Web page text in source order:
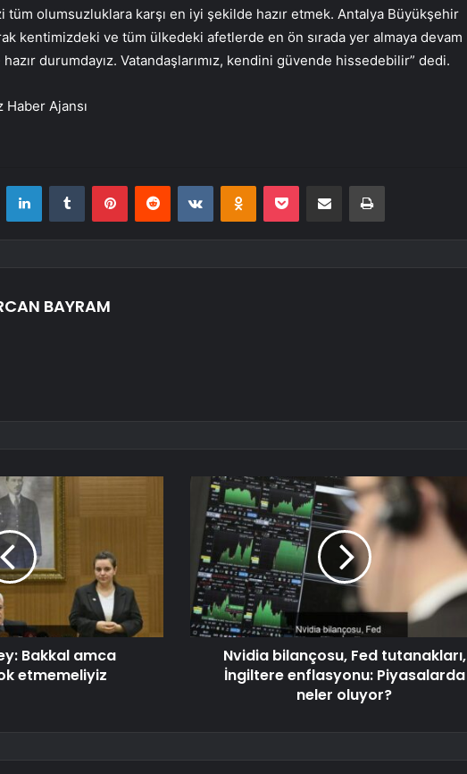
tüm olumsuzluklara karşı en iyi şekilde hazır etmek. Antalya Büyükşehir
kentimizdeki ve tüm ülkedeki afetlerde en ön sırada yer almaya devam
durumdayız. Vatandaşlarımız, kendini güvende hissedebilir” dedi.
Haber Ajansı
LinkedInTumblr PinterestReddit VKontakteOdnoklassniki
Pocket E-Posta ile paylaş Yazdır
BAYRAM
Bakkal amca
etmemeliyiz
Nvidia bilançosu, Fed tutanakları,
İngiltere enflasyonu: Piyasalarda
neler oluyor?